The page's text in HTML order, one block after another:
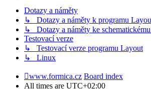
Dotazy a náměty
↳ Dotazy a náměty k programu
↳ Dotazy a náměty ke
Testovací verze
↳ Testovací verze programu Layout
↳ Linux
www.formica.cz Board index
All times are UTC+02:00